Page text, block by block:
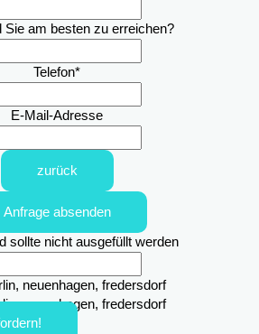
Sie am besten zu erreichen?
Telefon*
E-Mail-Adresse
zurück
Anfrage absenden
sollte nicht ausgefüllt werden